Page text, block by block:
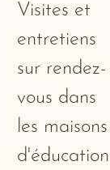
Visites et
entretiens
sur rendez-
vous dans
les maisons